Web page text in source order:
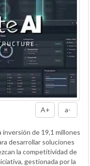
A+ a-
inversión de 19,1 millones
desarrollar soluciones
la competitividad de
gestionada por la